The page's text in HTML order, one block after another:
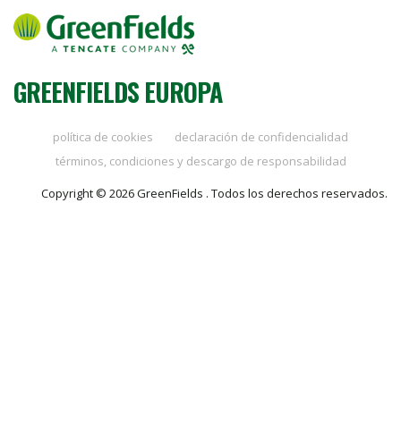
GREENFIELDS EUROPA
política de cookies
declaración de confidencialidad
términos, condiciones y descargo de responsabilidad
Copyright © 2026 GreenFields . Todos los derechos reservados.